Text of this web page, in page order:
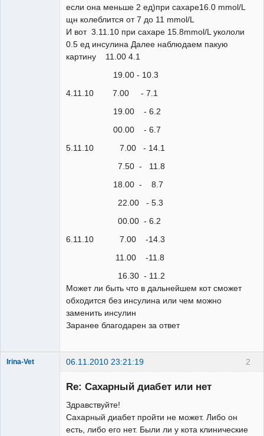
если она меньше 2 ед)при сахаре16.0 mmol/L
щн колеблится от 7 до 11 mmol/L
И вот 3.11.10 при сахаре 15.8mmol/L укололи
0.5 ед инсулина Далее наблюдаем пакую
картину 11.00 4.1
19.00 - 10.3
4.11.10 7.00 - 7.1
19.00 - 6.2
00.00 - 6.7
5.11.10 7.00 - 14.1
7.50 - 11.8
18.00 - 8.7
22.00 - 5.3
00.00 - 6.2
6.11.10 7.00 -14.3
11.00 -11.8
16.30 - 11.2
Может ли быть что в дальнейшем кот сможет
обходится без инсулина или чем можно
заменить инсулин
Заранее благодарен за ответ
2
Irina-Vet 06.11.2010 23:21:19
Re: Сахарный диабет или нет
Здравствуйте!
Сахарный диабет пройти не может. Либо он
есть, либо его нет. Были ли у кота клинические